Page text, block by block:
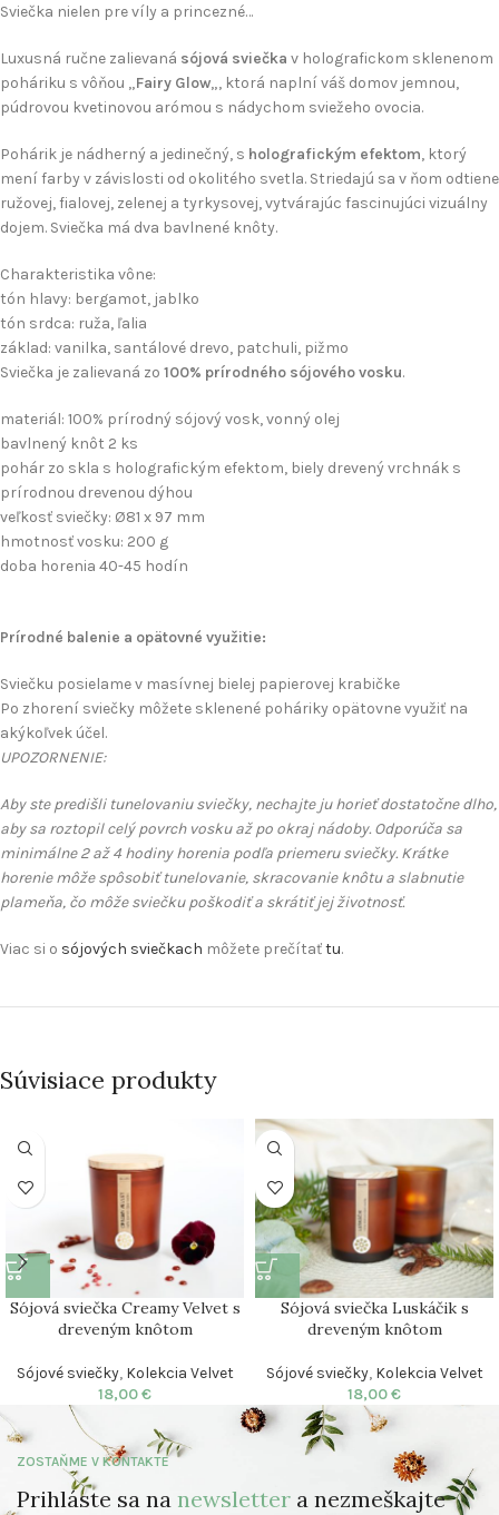
Sviečka nielen pre víly a princezné…
Luxusná ručne zalievaná sójová sviečka v holografickom sklenenom
poháriku s vôňou „Fairy Glow„, ktorá naplní váš domov jemnou,
púdrovou kvetinovou arómou s nádychom sviežeho ovocia.
Pohárik je nádherný a jedinečný, s holografickým efektom, ktorý
mení farby v závislosti od okolitého svetla. Striedajú sa v ňom odtiene
ružovej, fialovej, zelenej a tyrkysovej, vytvárajúc fascinujúci vizuálny
dojem. Sviečka má dva bavlnené knôty.
Charakteristika vône:
tón hlavy: bergamot, jablko
tón srdca: ruža, ľalia
základ: vanilka, santálové drevo, patchuli, pižmo
Sviečka je zalievaná zo 100% prírodného sójového vosku.
materiál: 100% prírodný sójový vosk, vonný olej
bavlnený knôt 2 ks
pohár zo skla s holografickým efektom, biely drevený vrchnák s
prírodnou drevenou dýhou
veľkosť sviečky: Ø81 x 97 mm
hmotnosť vosku: 200 g
doba horenia 40-45 hodín
Prírodné balenie a opätovné využitie:
Sviečku posielame v masívnej bielej papierovej krabičke
Po zhorení sviečky môžete sklenené poháriky opätovne využiť na
akýkoľvek účel.
UPOZORNENIE:
Aby ste predišli tunelovaniu sviečky, nechajte ju horieť dostatočne dlho,
aby sa roztopil celý povrch vosku až po okraj nádoby. Odporúča sa
minimálne 2 až 4 hodiny horenia podľa priemeru sviečky. Krátke
horenie môže spôsobiť tunelovanie, skracovanie knôtu a slabnutie
plameňa, čo môže sviečku poškodiť a skrátiť jej životnosť.
Viac si o sójových sviečkach môžete prečítaťtu.
Súvisiace produkty
Sójová sviečka Creamy Velvet s
dreveným knôtom
Sójové sviečky, Kolekcia Velvet
18,00€
Sójová sviečka Luskáčik s
dreveným knôtom
Sójové sviečky, Kolekcia Velvet
18,00€
ZOSTAŇME V KONTAKTE
Prihláste sa na newsletter a nezmeškajte